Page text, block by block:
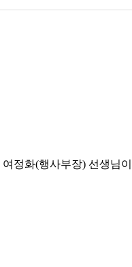
정화(행사부장) 선생님